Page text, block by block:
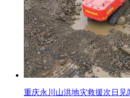
重庆永川山洪地灾救援次日